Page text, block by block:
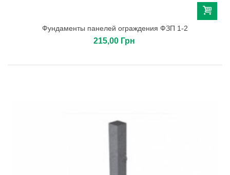
Фундаменты панелей ограждения ФЗП 1-2
215,00 Грн